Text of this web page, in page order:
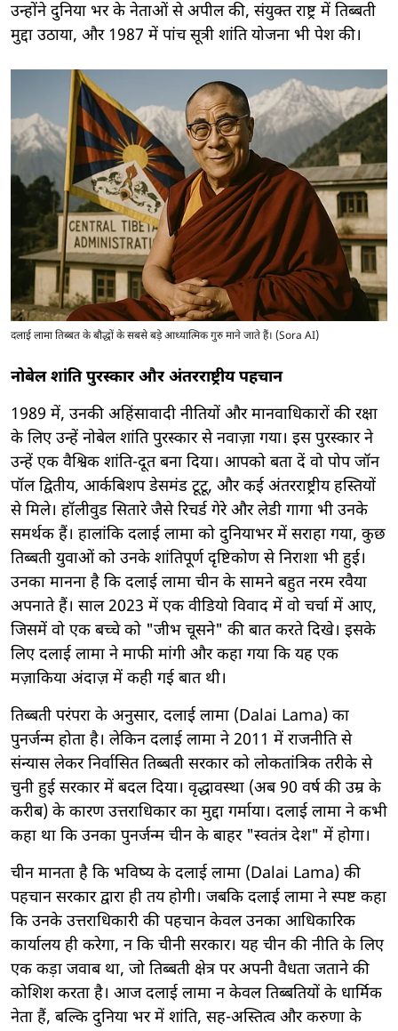
उन्होंने दुनिया भर के नेताओं से अपील की, संयुक्त राष्ट्र में तिब्बती
मुद्दा उठाया, और 1987 में पांच सूत्री शांति योजना भी पेश की।
दलाई लामा तिब्बत के बौद्धों के सबसे बड़े आध्यात्मिक गुरु माने जाते हैं। (Sora AI)
नोबेल शांति पुरस्कार और अंतरराष्ट्रीय पहचान
1989 में, उनकी अहिंसावादी नीतियों और मानवाधिकारों की रक्षा
के लिए उन्हें नोबेल शांति पुरस्कार से नवाज़ा गया। इस पुरस्कार ने
उन्हें एक वैश्विक शांति-दूत बना दिया। आपको बता दें वो पोप जॉन
पॉल द्वितीय, आर्कबिशप डेसमंड टूटू, और कई अंतरराष्ट्रीय हस्तियों
से मिले। हॉलीवुड सितारे जैसे रिचर्ड गेरे और लेडी गागा भी उनके
समर्थक हैं। हालांकि दलाई लामा को दुनियाभर में सराहा गया, कुछ
तिब्बती युवाओं को उनके शांतिपूर्ण दृष्टिकोण से निराशा भी हुई।
उनका मानना है कि दलाई लामा चीन के सामने बहुत नरम रवैया
अपनाते हैं। साल 2023 में एक वीडियो विवाद में वो चर्चा में आए,
जिसमें वो एक बच्चे को "जीभ चूसने" की बात करते दिखे। इसके
लिए दलाई लामा ने माफी मांगी और कहा गया कि यह एक
मज़ाकिया अंदाज़ में कही गई बात थी।
तिब्बती परंपरा के अनुसार, दलाई लामा (Dalai Lama) का
पुनर्जन्म होता है। लेकिन दलाई लामा ने 2011 में राजनीति से
संन्यास लेकर निर्वासित तिब्बती सरकार को लोकतांत्रिक तरीके से
चुनी हुई सरकार में बदल दिया। वृद्धावस्था (अब 90 वर्ष की उम्र के
करीब) के कारण उत्तराधिकार का मुद्दा गर्माया। दलाई लामा ने कभी
कहा था कि उनका पुनर्जन्म चीन के बाहर "स्वतंत्र देश" में होगा।
चीन मानता है कि भविष्य के दलाई लामा (Dalai Lama) की
पहचान सरकार द्वारा ही तय होगी। जबकि दलाई लामा ने स्पष्ट कहा
कि उनके उत्तराधिकारी की पहचान केवल उनका आधिकारिक
कार्यालय ही करेगा, न कि चीनी सरकार। यह चीन की नीति के लिए
एक कड़ा जवाब था, जो तिब्बती क्षेत्र पर अपनी वैधता जताने की
कोशिश करता है। आज दलाई लामा न केवल तिब्बतियों के धार्मिक
नेता हैं, बल्कि दुनिया भर में शांति, सह-अस्तित्व और करुणा के